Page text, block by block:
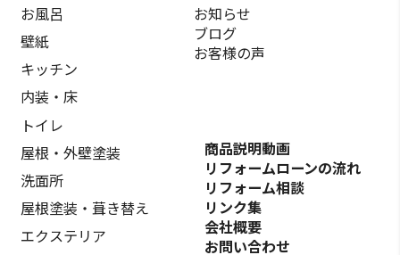
お風呂
壁紙
キッチン
内装・床
トイレ
屋根・外壁塗装
洗面所
屋根塗装・葺き替え
エクステリア
お知らせ
ブログ
お客様の声
商品説明動画
リフォームローンの流れ
リフォーム相談
リンク集
会社概要
お問い合わせ